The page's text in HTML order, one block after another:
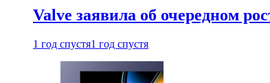
Valve заявила об очередном
1 год спустя1 год спустя